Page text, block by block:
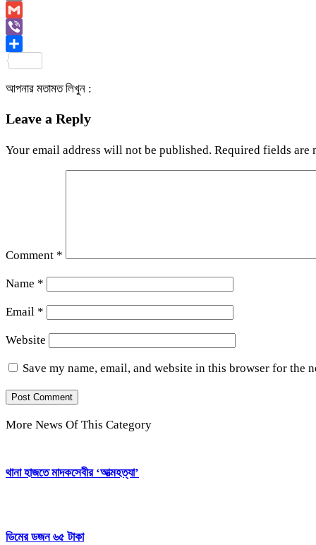
Copy
Link
Gmail
Viber
আপনার মতামত লিখুন :
Leave a Reply
Your email address will not be published. Required fields are
Comment *
Name *
Email *
Website
Save my name, email, and website in this browser for the
More News Of This Category
থানা হাজতে মাদকসেবীর ‘আত্মহত্যা’
ডিমের ডজন ৬৫ টাকা